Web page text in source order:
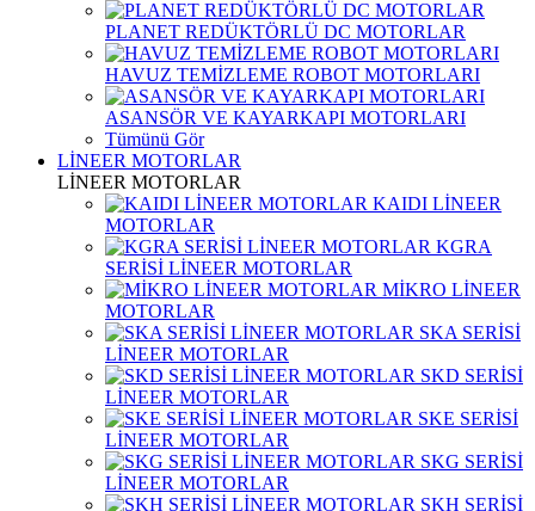
PLANET REDÜKTÖRLÜ DC MOTORLAR
HAVUZ TEMİZLEME ROBOT MOTORLARI
ASANSÖR VE KAYARKAPI MOTORLARI
Tümünü Gör
LİNEER MOTORLAR
LİNEER MOTORLAR
KAIDI LİNEER
MOTORLAR
KGRA
SERİSİ LİNEER MOTORLAR
MİKRO LİNEER
MOTORLAR
SKA SERİSİ
LİNEER MOTORLAR
SKD SERİSİ
LİNEER MOTORLAR
SKE SERİSİ
LİNEER MOTORLAR
SKG SERİSİ
LİNEER MOTORLAR
SKH SERİSİ